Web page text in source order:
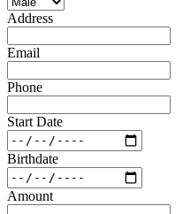
Address
Email
Phone
Start Date
Birthdate
Amount